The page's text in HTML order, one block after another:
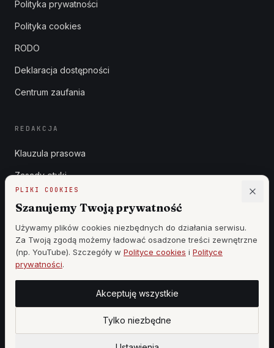
PLIKI COOKIES
Szanujemy Twoją prywatność
Używamy plików cookies niezbędnych do działania serwisu.
Za Twoją zgodą możemy ładować osadzone treści zewnętrzne
(np. YouTube). Szczegóły w Polityce cookies i Polityce
prywatności.
Akceptuję wszystkie
Tylko niezbędne
Polityka prywatności
Polityka cookies
RODO
Deklaracja dostępności
Centrum zaufania
REDAKCJA
Klauzula prasowa
Zasady etyki
Cennik
StronyzAI.pl
Ustawienia cookiesPANEL REDAKCJI